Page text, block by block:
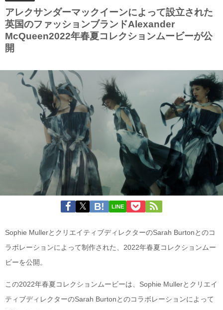
アレクサンダーマックイーンによって設立された
英国のファッションブランドAlexander
McQueen2022年春夏コレクションムービーが公
開
LINE
Sophie MullerとクリエイティブディレクターのSarah Burtonとのコ
ラボレーションによって制作された、2022年春夏コレクションムー
ビーを公開。
この2022年春夏コレクションムービーは、Sophie Mullerとクリエイ
ティブディレクターのSarah Burtonとのコラボレーションによって